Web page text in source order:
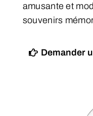
amusante et
souvenirs
Demander